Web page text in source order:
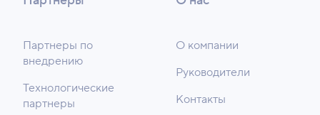
Партнеры по
внедрению
Технологические
партнеры
О компании
Руководители
Контакты